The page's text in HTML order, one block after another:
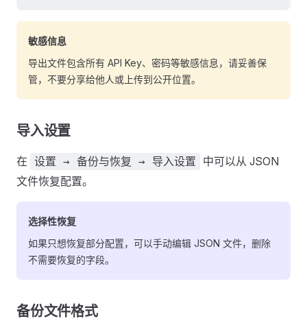
敏感信息
导出文件包含所有 API Key、密码等敏感信息，请妥善保
管，不要分享给他人或上传到公开位置。
导入设置
在 设置 → 备份与恢复 → 导入设置
中可以从 JSON
文件恢复配置。
选择性恢复
如果只想恢复部分配置，可以手动编辑 JSON 文件，删除
不需要恢复的字段。
备份文件格式